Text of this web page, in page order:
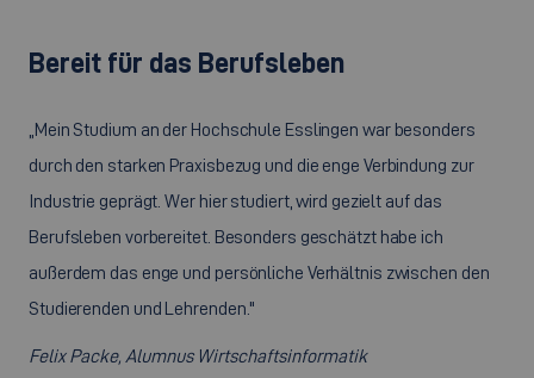
Bereit für das Berufsleben
„Mein Studium an der Hochschule Esslingen war besonders
durch den starken Praxisbezug und die enge Verbindung zur
Industrie geprägt. Wer hier studiert, wird gezielt auf das
Berufsleben vorbereitet. Besonders geschätzt habe ich
außerdem das enge und persönliche Verhältnis zwischen den
Studierenden und Lehrenden."
Felix Packe, Alumnus Wirtschaftsinformatik